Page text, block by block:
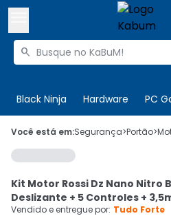
Buscar produtos

Black Ninja Hardware PC
 Olá. Acesse sua conta
 Departamentos
Cupons
Você está em:Segurança>Portão>
Kit Motor Rossi Dz Nano Nitro
Deslizante + 5 Controles +
Vendido e entregue por: Tudo Forte